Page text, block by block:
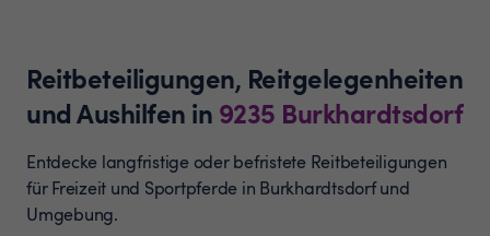
Reitbeteiligungen, Reitgelegenheiten
und Aushilfen in 9235 Burkhardtsdorf
Entdecke langfristige oder befristete Reitbeteiligungen
für Freizeit und Sportpferde in Burkhardtsdorf und
Umgebung.